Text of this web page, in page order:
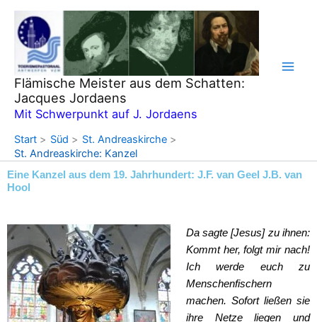
Zum
Inhalt
springen
Flämische Meister aus dem Schatten:
Jacques Jordaens
Mit Schwerpunkt auf J. Jordaens
Start Süd
St. Andreaskirche
St. Andreaskirche: Kanzel
Eine Kanzel aus dem 19. Jahrhundert: J.F. van Geel J.B. van
Hool
Da sagte [Jesus] zu ihnen:
Kommt her, folgt mir nach!
Ich werde euch zu
Menschenfischern
machen. Sofort ließen sie
ihre Netze liegen und